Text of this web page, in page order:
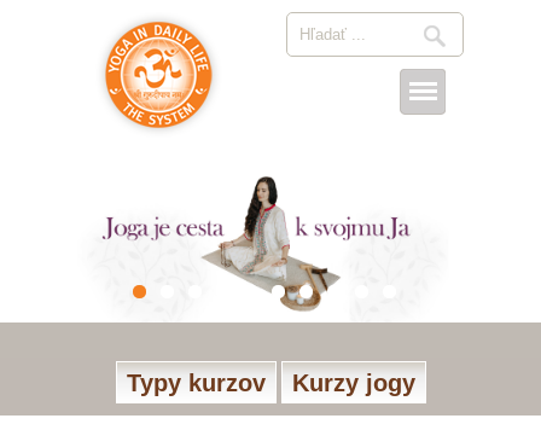
Typy kurzov Kurzy jogy